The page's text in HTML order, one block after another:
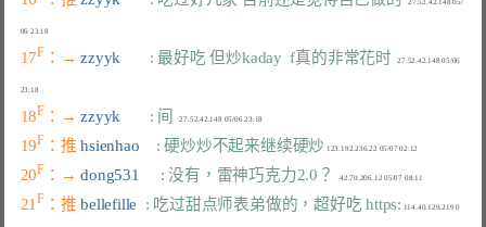
06 23:18
17F ：→ zzyyk : 最好吃 但炒kaday  f真的非常花时
   27.52.42.148 05/06
23:18
18F ：→ zzyyk : 间
19F ：推 hsienhao : 硬炒炒不起来继续硬炒
20F ：→ dong531 : 没有，雷神巧克力2.0？
21F ：推 bellefille : 吃过甜点师表弟做的，超好吃 https: 114.40.129.219 0